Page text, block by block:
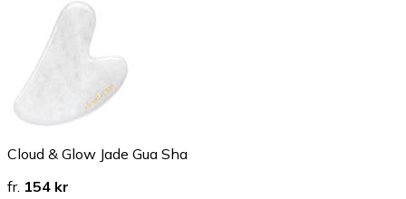
Cloud & Glow Jade Gua Sha
fr. 154 kr